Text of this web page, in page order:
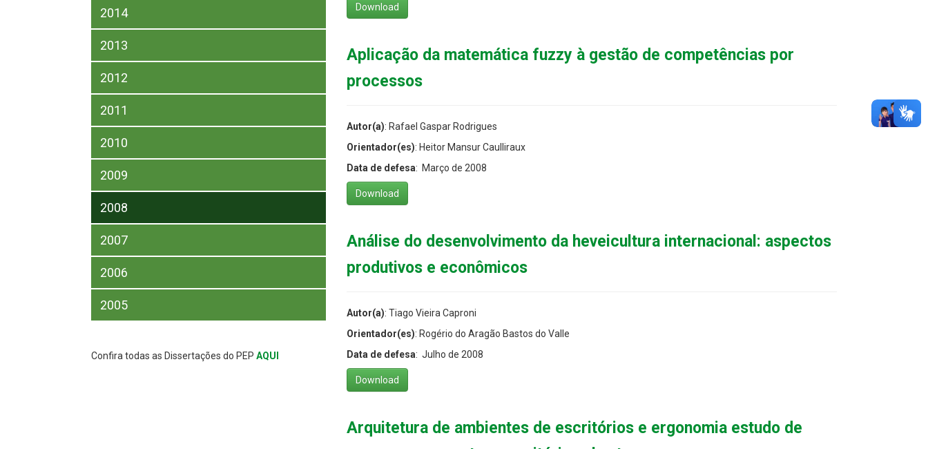
2014
2013
2012
2011
2010
2009
2008
2007
2006
2005
Confira todas as Dissertações do PEP AQUI
Download
Aplicação da matemática fuzzy à gestão de competências por
processos
Autor(a): Rafael Gaspar Rodrigues
Orientador(es): Heitor Mansur Caulliraux
Data de defesa: Março de 2008
Download
Análise do desenvolvimento da heveicultura internacional: aspectos
produtivos e econômicos
Autor(a): Tiago Vieira Caproni
Orientador(es): Rogério do Aragão Bastos do Valle
Data de defesa: Julho de 2008
Download
Arquitetura de ambientes de escritórios e ergonomia estudo de